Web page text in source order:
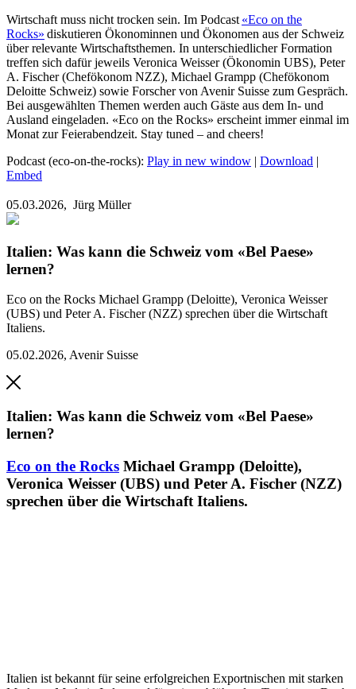
Wirtschaft muss nicht trocken sein. Im Podcast «Eco on the
Rocks» diskutieren Ökonominnen und Ökonomen aus der Schweiz
über relevante Wirtschaftsthemen. In unterschiedlicher Formation
treffen sich dafür jeweils Veronica Weisser (Ökonomin UBS), Peter
A. Fischer (Chefökonom NZZ), Michael Grampp (Chefökonom
Deloitte Schweiz) sowie Forscher von Avenir Suisse zum Gespräch.
Bei ausgewählten Themen werden auch Gäste aus dem In- und
Ausland eingeladen. «Eco on the Rocks» erscheint immer einmal im
Monat zur Feierabendzeit. Stay tuned – and cheers!
Podcast (eco-on-the-rocks): Play in new window | Download |
Embed
05.03.2026, Jürg Müller
Italien: Was kann die Schweiz vom «Bel Paese»
lernen?
Eco on the Rocks Michael Grampp (Deloitte), Veronica Weisser
(UBS) und Peter A. Fischer (NZZ) sprechen über die Wirtschaft
Italiens.
05.02.2026, Avenir Suisse
Italien: Was kann die Schweiz vom «Bel Paese»
lernen?
Eco on the Rocks Michael Grampp (Deloitte),
Veronica Weisser (UBS) und Peter A. Fischer (NZZ)
sprechen über die Wirtschaft Italiens.
Italien ist bekannt für seine erfolgreichen Exportnischen mit starken